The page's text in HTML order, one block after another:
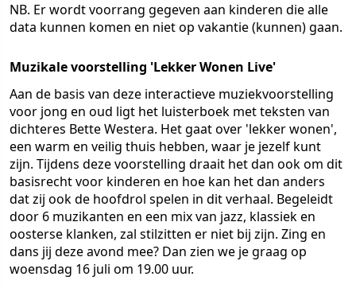
NB. Er wordt voorrang gegeven aan kinderen die alle
data kunnen komen en niet op vakantie (kunnen) gaan.
Muzikale voorstelling 'Lekker Wonen Live'
Aan de basis van deze interactieve muziekvoorstelling
voor jong en oud ligt het luisterboek met teksten van
dichteres Bette Westera. Het gaat over 'lekker wonen',
een warm en veilig thuis hebben, waar je jezelf kunt
zijn. Tijdens deze voorstelling draait het dan ook om dit
basisrecht voor kinderen en hoe kan het dan anders
dat zij ook de hoofdrol spelen in dit verhaal. Begeleidt
door 6 muzikanten en een mix van jazz, klassiek en
oosterse klanken, zal stilzitten er niet bij zijn. Zing en
dans jij deze avond mee? Dan zien we je graag op
woensdag 16 juli om 19.00 uur.